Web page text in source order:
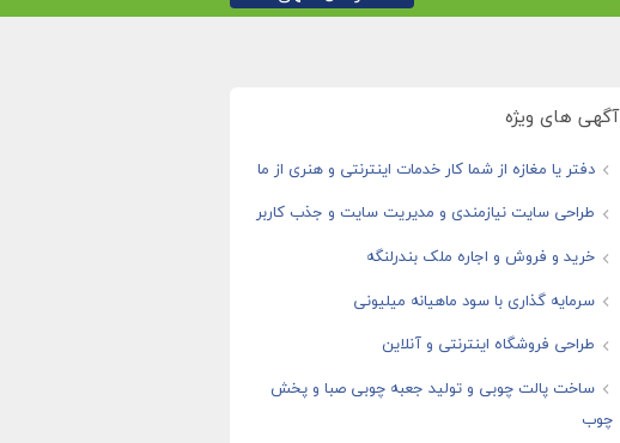
آگهی های ویژه
دفتر یا مغازه از شما کار خدمات اینترنتی و هنری از ما
طراحی سایت نیازمندی و مدیریت سایت و جذب کاربر
خرید و فروش و اجاره ملک بندرلنگه
سرمایه گذاری با سود ماهیانه میلیونی
طراحی فروشگاه اینترنتی و آنلاین
ساخت پالت چوبی و تولید جعبه چوبی صبا و پخش
چوب